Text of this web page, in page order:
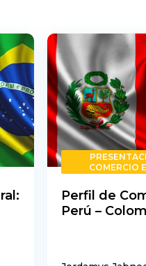
COMERCIO
Perfil de
Perú –